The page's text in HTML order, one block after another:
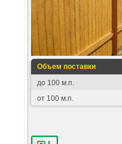
Объем поставки
до 100 м.п.
от 100 м.п.